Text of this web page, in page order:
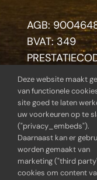
Privacybeleid
AGB:
BVAT: 349
Zoeken
naar:
© Copyright
coaching
Deze website maakt
van functionele
site goed te laten
uw voorkeuren op te
("privacy_embeds").
Daarnaast kan er
worden gemaakt van
marketing ("third
cookies om content